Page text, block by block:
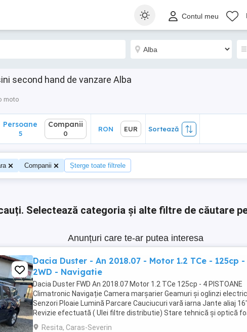
Contul meu
second hand de vanzare Alba
moto
Sortează
Persoane
5
Companii
0
RON EUR Sortează
Companii Șterge toate filtrele
Selectează categoria și alte filtre de căutare
Anunțuri care te-ar putea interesa
Dacia Duster - An 2018.07 - Motor 1.2 TCe - 125cp -
2WD - Navigatie
Dacia Duster FWD An 2018.07 Motor 1.2 TCe 125cp - 4 PISTOANE
Climatronic Navigație Camera marșarier Geamuri și oglinzi
Senzori Ploaie Lumină Parcare Cauciucuri vară iarna Jante aliaj 16'
Revizie efectuată ( Ulei filtre distributie) Stare tehnică și optică
buna
Resita, Caras-Severin